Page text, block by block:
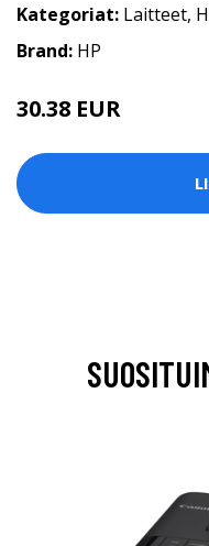
Kategoriat: Laitteet,
Brand: HP
30.38 EUR